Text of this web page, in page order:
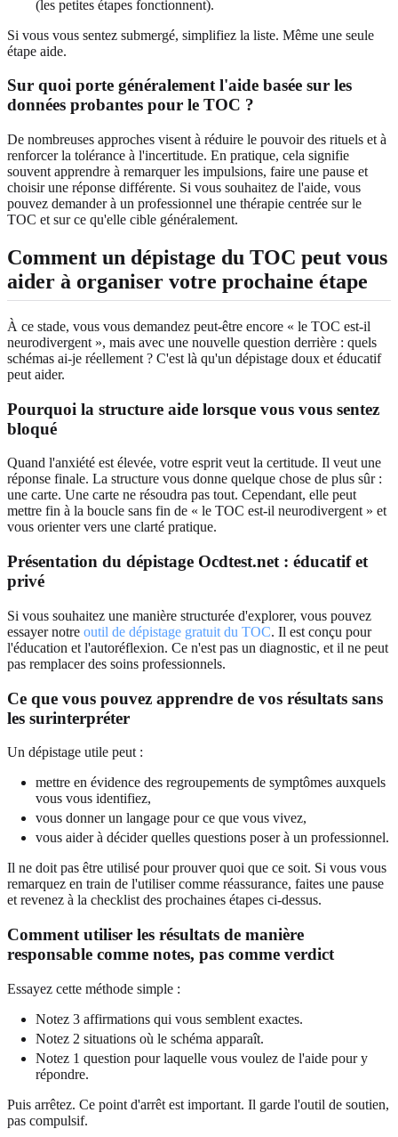
(les petites étapes fonctionnent).
Si vous vous sentez submergé, simplifiez la liste. Même une seule
étape aide.
Sur quoi porte généralement l'aide basée sur les
données probantes pour le TOC ?
De nombreuses approches visent à réduire le pouvoir des rituels et à
renforcer la tolérance à l'incertitude. En pratique, cela signifie
souvent apprendre à remarquer les impulsions, faire une pause et
choisir une réponse différente. Si vous souhaitez de l'aide, vous
pouvez demander à un professionnel une thérapie centrée sur le
TOC et sur ce qu'elle cible généralement.
Comment un dépistage du TOC peut vous
aider à organiser votre prochaine étape
À ce stade, vous vous demandez peut-être encore « le TOC est-il
neurodivergent », mais avec une nouvelle question derrière : quels
schémas ai-je réellement ? C'est là qu'un dépistage doux et éducatif
peut aider.
Pourquoi la structure aide lorsque vous vous sentez
bloqué
Quand l'anxiété est élevée, votre esprit veut la certitude. Il veut une
réponse finale. La structure vous donne quelque chose de plus sûr :
une carte. Une carte ne résoudra pas tout. Cependant, elle peut
mettre fin à la boucle sans fin de « le TOC est-il neurodivergent » et
vous orienter vers une clarté pratique.
Présentation du dépistage Ocdtest.net : éducatif et
privé
Si vous souhaitez une manière structurée d'explorer, vous pouvez
essayer notre outil de dépistage gratuit du TOC. Il est conçu pour
l'éducation et l'autoréflexion. Ce n'est pas un diagnostic, et il ne peut
pas remplacer des soins professionnels.
Ce que vous pouvez apprendre de vos résultats sans
les surinterpréter
Un dépistage utile peut :
mettre en évidence des regroupements de symptômes auxquels
vous vous identifiez,
vous donner un langage pour ce que vous vivez,
vous aider à décider quelles questions poser à un professionnel.
Il ne doit pas être utilisé pour prouver quoi que ce soit. Si vous vous
remarquez en train de l'utiliser comme réassurance, faites une pause
et revenez à la checklist des prochaines étapes ci-dessus.
Comment utiliser les résultats de manière
responsable comme notes, pas comme verdict
Essayez cette méthode simple :
Notez 3 affirmations qui vous semblent exactes.
Notez 2 situations où le schéma apparaît.
Notez 1 question pour laquelle vous voulez de l'aide pour y
répondre.
Puis arrêtez. Ce point d'arrêt est important. Il garde l'outil de soutien,
pas compulsif.